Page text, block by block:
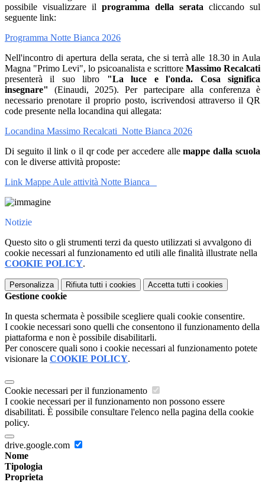
possibile visualizzare il programma della serata cliccando sul
seguente link:
Programma Notte Bianca 2026
Nell'incontro di apertura della serata, che si terrà alle 18.30 in Aula
Magna "Primo Levi", lo psicoanalista e scrittore Massimo Recalcati
presenterà il suo libro "La luce e l'onda. Cosa significa
insegnare"
(Einaudi, 2025). Per partecipare alla conferenza è
necessario prenotare il proprio posto, iscrivendosi attraverso il QR
code presente nella locandina qui allegata:
Locandina Massimo Recalcati_Notte Bianca 2026
Di seguito il link o il qr code per accedere allemappe dalla scuola
con le diverse attività proposte:
Link Mappe Aule attività Notte Bianca
Notizie
Questo sito o gli strumenti terzi da questo utilizzati si avvalgono di
cookie necessari al funzionamento ed utili alle finalità illustrate nella
COOKIE POLICY.
Personalizza Rifiuta tutti i cookies Accetta tutti i cookies
Gestione cookie
In questa schermata è possibile scegliere quali cookie consentire.
I cookie necessari sono quelli che consentono il funzionamento della
piattaforma e non è possibile disabilitarli.
Per conoscere quali sono i cookie necessari al funzionamento potete
visionare la COOKIE POLICY.
Cookie necessari per il funzionamento
I cookie necessari per il funzionamento non possono essere
disabilitati. È possibile consultare l'elenco nella pagina della cookie
policy.
drive.google.com
Nome
Tipologia
Proprieta